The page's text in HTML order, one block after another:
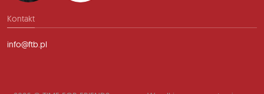
Kontakt
info@ftb.pl